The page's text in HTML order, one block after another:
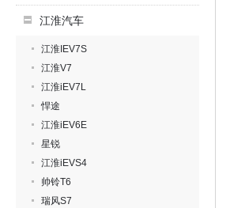
江淮汽车
江淮IEV7S
江淮V7
江淮iEV7L
悍途
江淮iEV6E
星锐
江淮iEVS4
帅铃T6
瑞风S7